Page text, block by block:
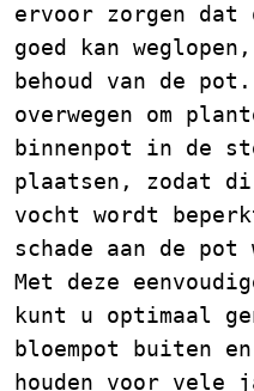
ervoor zorgen
goed kan
behoud van de
overwegen om
binnenpot in de
plaatsen, zodat
vocht wordt
schade aan de pot
Met deze
kunt u optimaal
bloempot buiten
houden voor vele